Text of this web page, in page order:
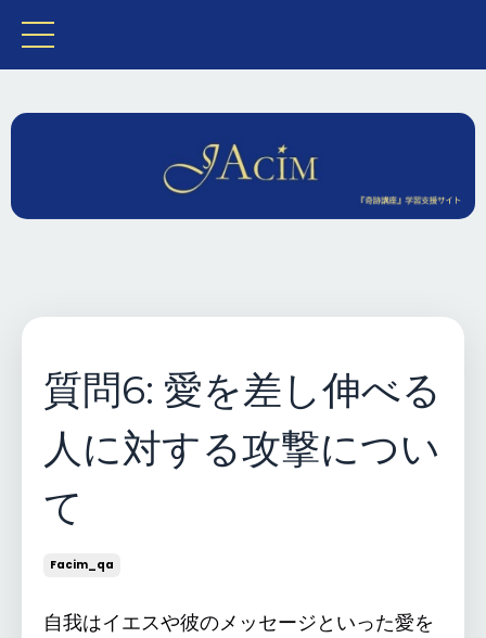
質問6: 愛を差し伸べる
人に対する攻撃につい
て
Facim_qa
自我はイエスや彼のメッセージといった愛を